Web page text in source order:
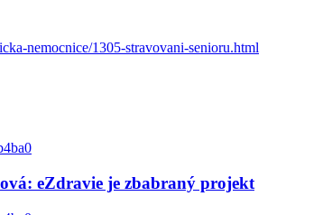
nemocnice/1305-stravovani-senioru.html
eZdravie je zbabraný projekt